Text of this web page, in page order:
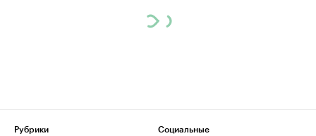
Рубрики
Социальные